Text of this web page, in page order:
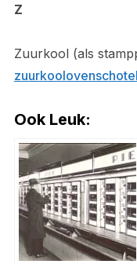
Z
Zuurkool (als
zuurkoolovenschotel
Ook Leuk: